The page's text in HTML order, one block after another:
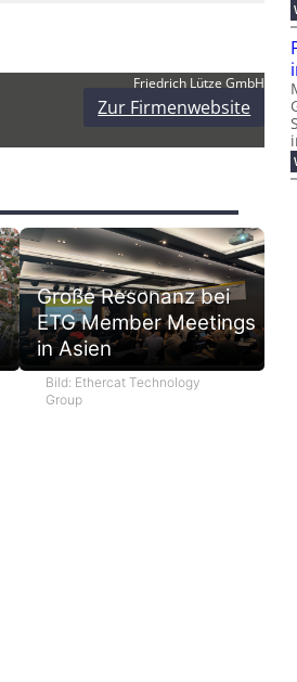
Friedrich Lütze GmbH
Zur Firmenwebsite
Große Resonanz bei
ETG Member Meetings
in Asien
Bild: Ethercat Technology
Group